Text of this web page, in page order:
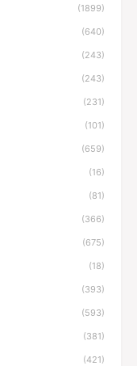
(1899)
(640)
(243)
(243)
(231)
(101)
(659)
(16)
(81)
(366)
(675)
(18)
(393)
(593)
(381)
(421)